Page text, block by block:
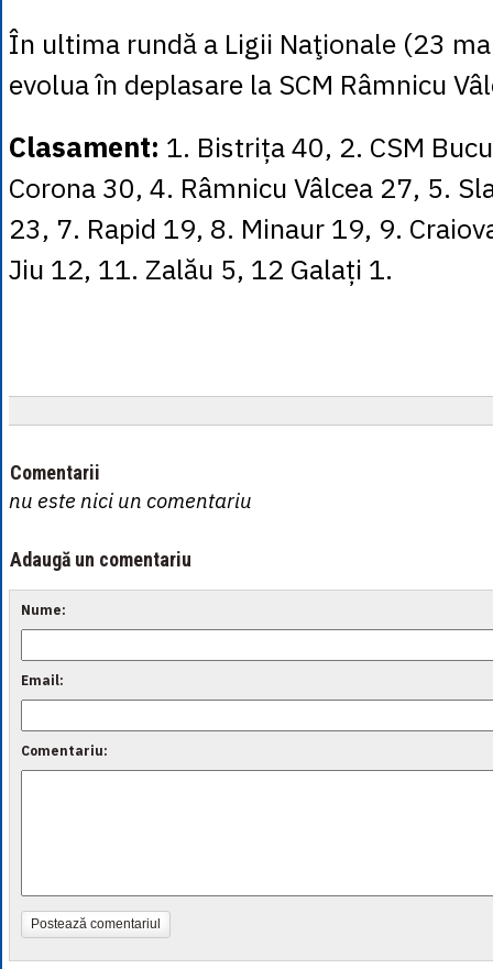
În ultima rundă a Ligii Naţionale (23
evolua în deplasare la SCM Râmnicu
Clasament: 1. Bistrița 40, 2. CSM
Corona 30, 4. Râmnicu Vâlcea 27, 5.
23, 7. Rapid 19, 8. Minaur 19, 9.
Jiu 12, 11. Zalău 5, 12 Galați 1.
Comentarii
nu este nici un comentariu
Adaugă un comentariu
Nume:
Email:
Comentariu:
Postează comentariul